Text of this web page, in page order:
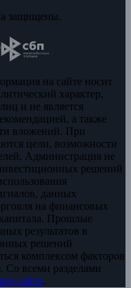
защищены.
на сайте носит
характер,
и не является
а также
вложений. При
цели, возможности
Администрация не
инвестиционных решений
данных
на финансовых
Прошлые
результатов в
решений
комплексом факторов
Со всеми разделами
сайта.